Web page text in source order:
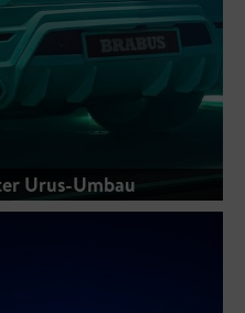
Urus-Umbau